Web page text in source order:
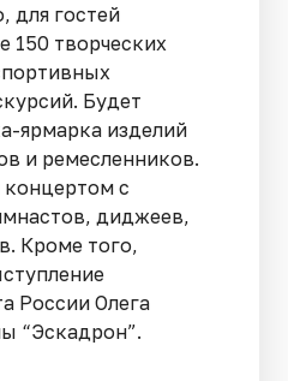
для гостей
150 творческих
Будет
ярмарка изделий
и ремесленников.
концертом с
диджеев,
Кроме того,
России Олега
“Эскадрон”.